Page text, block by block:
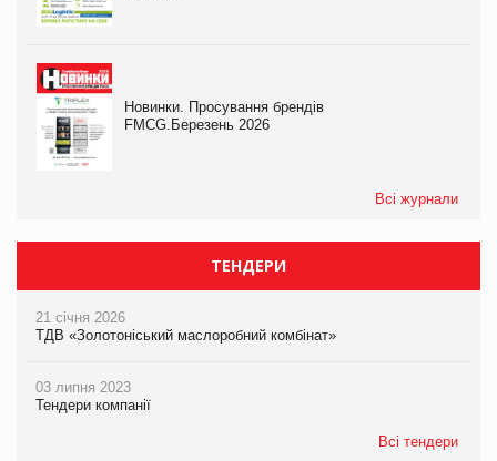
Новинки. Просування брендів
FMCG.Березень 2026
Всі журнали
ТЕНДЕРИ
21 січня 2026
ТДВ «Золотоніський маслоробний комбінат»
03 липня 2023
Тендери компанії
Всі тендери